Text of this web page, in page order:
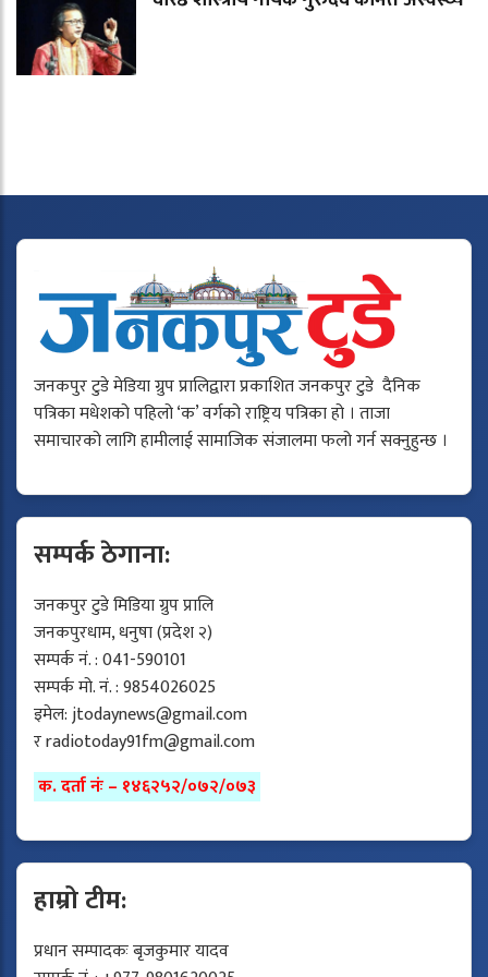
जनकपुर टुडे मेडिया ग्रुप प्रालिद्वारा प्रकाशित जनकपुर टुडे दैनिक
पत्रिका मधेशको पहिलो ‘क’ वर्गको राष्ट्रिय पत्रिका हो । ताजा
समाचारको लागि हामीलाई सामाजिक संजालमा फलो गर्न सक्नुहुन्छ ।
सम्पर्क ठेगाना:
जनकपुर टुडे मिडिया ग्रुप प्रालि
जनकपुरधाम, धनुषा (प्रदेश २)
सम्पर्क नं. : 041-590101
सम्पर्क मो. नं. : 9854026025
इमेल:jtodaynews@gmail.com
रradiotoday91fm@gmail.com
क. दर्ता नंः – १४६२५२/०७२/०७३
हाम्रो टीम:
प्रधान सम्पादकः बृजकुमार यादव